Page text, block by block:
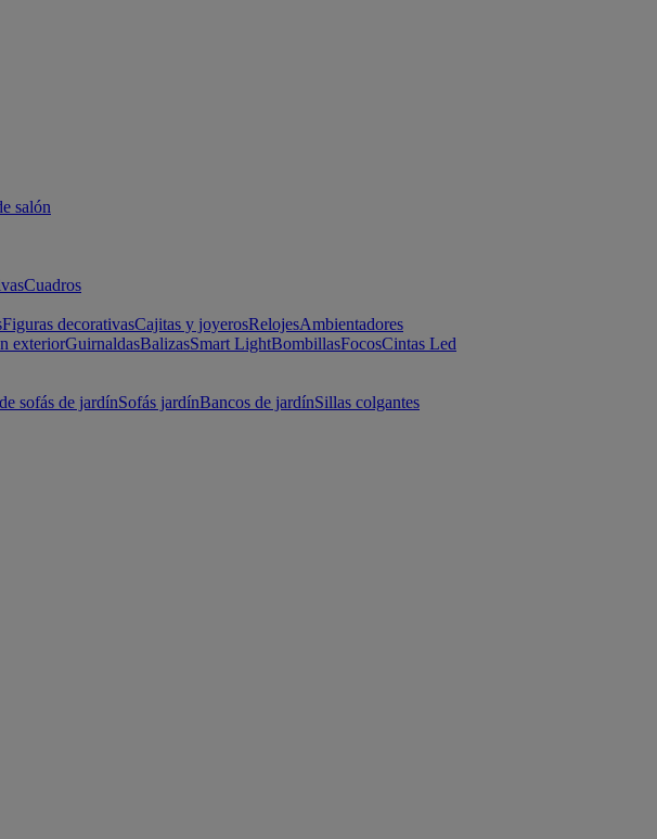
salón
Cuadros
Figuras decorativasCajitas y joyerosRelojesAmbientadores
exteriorGuirnaldasBalizasSmart LightBombillasFocosCintas Led
sofás de jardínSofás jardínBancos de jardínSillas colgantes